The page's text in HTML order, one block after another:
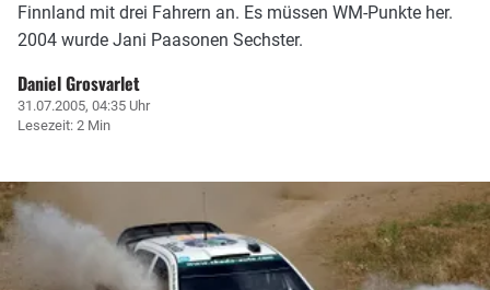
Finnland mit drei Fahrern an. Es müssen WM-Punkte her.
2004 wurde Jani Paasonen Sechster.
Daniel Grosvarlet
31.07.2005, 04:35 Uhr
Lesezeit: 2 Min